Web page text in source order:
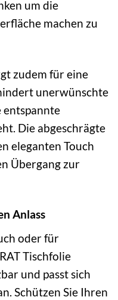
um die
machen zu
zudem für eine
unerwünschte
entspannte
Die abgeschrägte
eleganten Touch
Übergang zur
Anlass
oder für
Tischfolie
und passt sich
Schützen Sie Ihren